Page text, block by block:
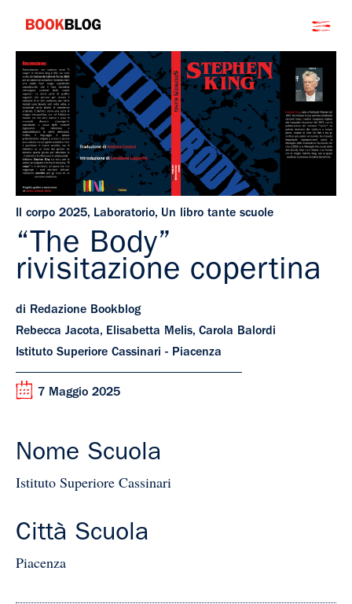
contenuto
Bookblog
Il corpo 2025, Laboratorio, Un libro tante scuole
“The Body”
rivisitazione copertina
di Redazione Bookblog
Rebecca Jacota, Elisabetta Melis, Carola Balordi
Istituto Superiore Cassinari - Piacenza
7 Maggio 2025
Nome Scuola
Istituto Superiore Cassinari
Città Scuola
Piacenza